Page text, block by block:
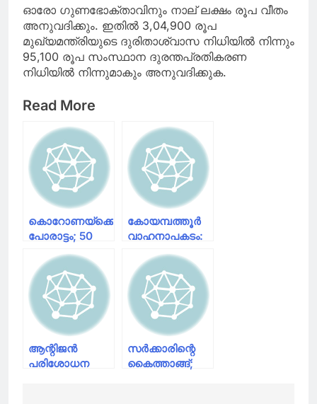
ഓരോ ഗുണഭോക്താവിനും നാല് ലക്ഷം രൂപ വീതം
അനുവദിക്കും. ഇതിൽ 3,04,900 രൂപ
മുഖ്യമന്ത്രിയുടെ ദുരിതാശ്വാസ നിധിയിൽ നിന്നും
95,100 രൂപ സംസ്ഥാന ദുരന്തപ്രതികരണ
നിധിയിൽ നിന്നുമാകും അനുവദിക്കുക.
Read More
കൊറോണയ്‌ക്കെതിരായ
പോരാട്ടം; 50
ലക്ഷം രൂപ
നൽകി സച്ചിൻ
കോയമ്പത്തൂർ
വാഹനാപകടം:
മരിച്ചവരുടെ
കുടുംബങ്ങൾക്ക്
10 ലക്ഷം രൂപ
ധനസഹായം
പ്രഖ്യാപിച്ച് കെ
എസ് ആർ ടി സി
ആന്റിജൻ
പരിശോധന
സര്‍ക്കാരിന്റെ
കൈത്താങ്ങ്;